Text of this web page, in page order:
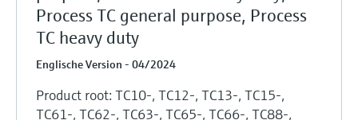
Process TC general purpose, Process
TC heavy duty
Englische Version - 04/2024
Product root: TC10-, TC12-, TC13-, TC15-,
TC61-, TC62-, TC63-, TC65-, TC66-, TC88-,